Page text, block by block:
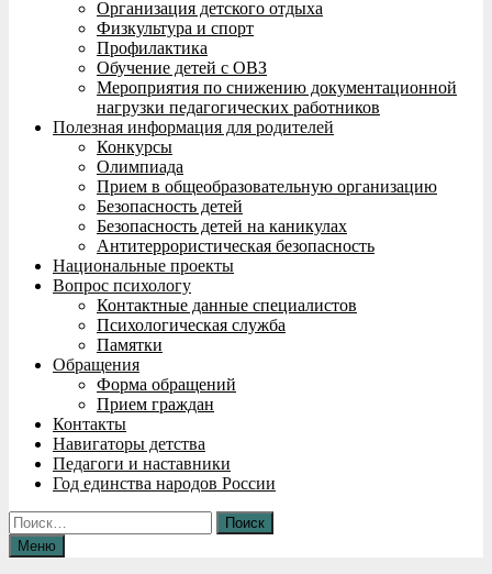
Организация детского отдыха
Физкультура и спорт
Профилактика
Обучение детей с ОВЗ
Мероприятия по снижению документационной
нагрузки педагогических работников
Полезная информация для родителей
Конкурсы
Олимпиада
Прием в общеобразовательную организацию
Безопасность детей
Безопасность детей на каникулах
Антитеррористическая безопасность
Национальные проекты
Вопрос психологу
Контактные данные специалистов
Психологическая служба
Памятки
Обращения
Форма обращений
Прием граждан
Контакты
Навигаторы детства
Педагоги и наставники
Год единства народов России
Найти:
Меню